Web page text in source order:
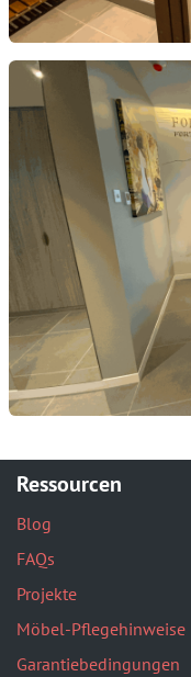
Ressourcen
Blog
FAQs
Projekte
Möbel-Pflegehinweise
Garantiebedingungen